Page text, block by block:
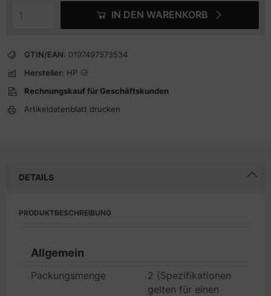
IN DEN WARENKORB
GTIN/EAN: 0197497573534
Hersteller: HP
Rechnungskauf für Geschäftskunden
Artikeldatenblatt drucken
DETAILS
PRODUKTBESCHREIBUNG
Allgemein
Packungsmenge
2 (Spezifikationen
gelten für einen